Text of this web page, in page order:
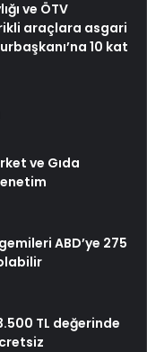
ve ÖTV
araçlara asgari
10 kat
ve Gıda
ABD’ye 275
TL değerinde